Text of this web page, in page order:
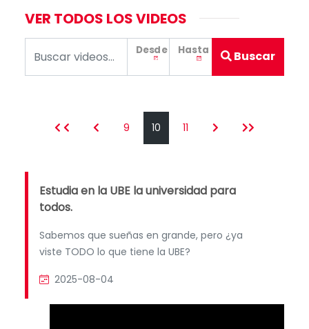
VER TODOS LOS VIDEOS
Desde Hasta Buscar
9 10 11
Estudia en la UBE la universidad para
todos.
Sabemos que sueñas en grande, pero ¿ya
viste TODO lo que tiene la UBE?
2025-08-04